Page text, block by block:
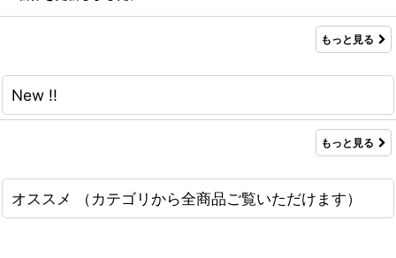
もっと見る
New !!
もっと見る
オススメ （カテゴリから全商品ご覧いただけます）